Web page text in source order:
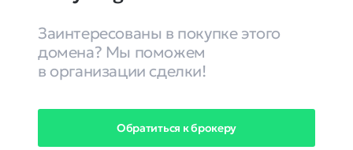
Заинтересованы в покупке этого
домена? Мы поможем
в организации сделки!
Обратиться к брокеру